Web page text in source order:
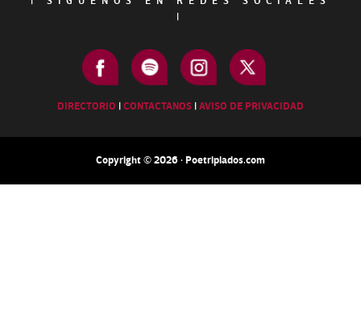
|
DIRECTORIO |CONTACTANOS |AVISO DE PRIVACIDAD
Copyright © 2026 · Poetripiados.com